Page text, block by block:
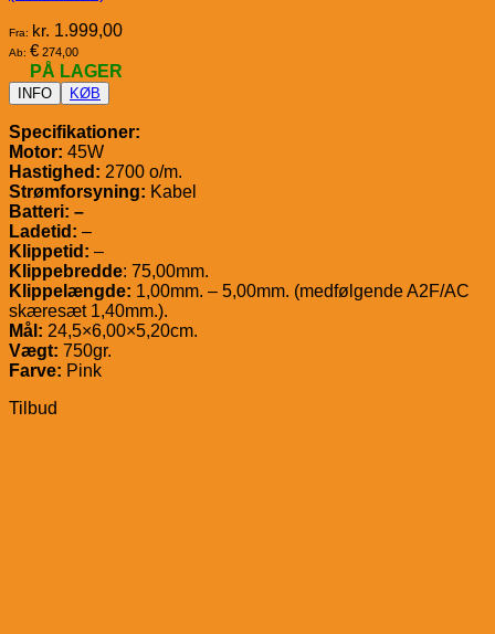
Fra: kr. 1.999,00
Ab: € 274,00
PÅ LAGER
INFO KØB
Specifikationer:
Motor: 45W
Hastighed: 2700 o/m.
Strømforsyning: Kabel
Batteri: –
Ladetid: –
Klippetid: –
Klippebredde: 75,00mm.
Klippelængde: 1,00mm. – 5,00mm. (medfølgende A2F/AC
skæresæt 1,40mm.).
Mål: 24,5×6,00×5,20cm.
Vægt: 750gr.
Farve: Pink
Tilbud